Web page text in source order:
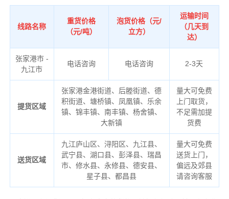
线路名称
重货价格
（元/吨）
泡货价格（元/
立方）
运输时间
（几天到
达）
张家港市 -
九江市
电话咨询 电话咨询 2-3天
提货区域
张家港金港街道、后塍街道、德
积街道、塘桥镇、凤凰镇、乐余
镇、锦丰镇、南丰镇、杨舍镇、
大新镇
量大可免费
上门取货，
不足需加提
货费
送货区域
九江庐山区、浔阳区、九江县、
武宁县、湖口县、彭泽县、瑞昌
市、修水县、永修县、德安县、
星子县、都昌县
量大可免费
送货上门，
偏远及郊县
请咨询客服